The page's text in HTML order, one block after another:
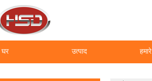
घर उत्पाद